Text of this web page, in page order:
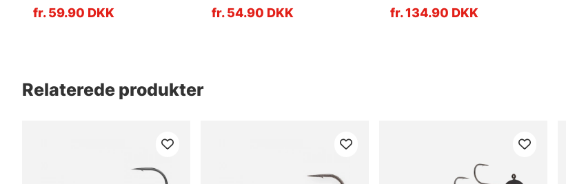
fr. 59.90 DKK
7g
fr. 54.90 DKK fr. 134.90 DKK
Relaterede produkter